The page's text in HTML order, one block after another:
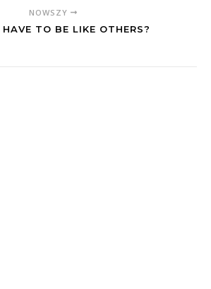
NOWSZY
HAVE TO BE LIKE OTHERS?